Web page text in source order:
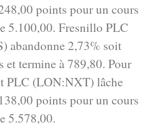
points pour un cours
5.100,00. Fresnillo PLC
abandonne 2,73% soit
et termine à 789,80. Pour
PLC (LON:NXT) lâche
points pour un cours
5.578,00.